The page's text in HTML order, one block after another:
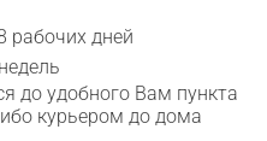
рабочих дней
до удобного Вам пункта
курьером до дома